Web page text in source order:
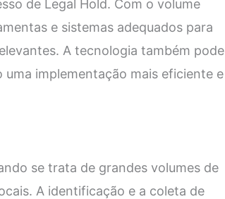
de Legal Hold. Com o volume
e sistemas adequados para
A tecnologia também pode
implementação mais eficiente e
se trata de grandes volumes de
A identificação e a coleta de